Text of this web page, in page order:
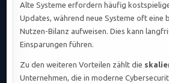
Alte Systeme erfordern häufig
Updates, während neue Systeme oft eine
Nutzen-Bilanz aufweisen. Dies kann
Einsparungen führen.
Zu den weiteren Vorteilen zählt die
Unternehmen, die in moderne